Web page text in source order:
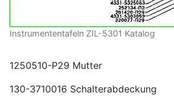
Instrumententafeln ZIL-5301 Katalog
1250510-P29 Mutter
130-3710016 Schalterabdeckung